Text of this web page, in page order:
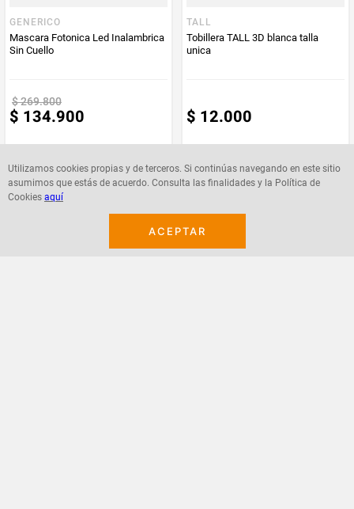
Utilizamos cookies propias y de terceros. Si continúas navegando en este sitio
asumimos que estás de acuerdo. Consulta las finalidades y la Política de
Cookies aquí
ACEPTAR
GENERICO
Mascara Fotonica Led Inalambrica
Sin Cuello
$269.800
$ 134.900
TALL
Tobillera TALL 3D blanca talla
unica
$ 12.000